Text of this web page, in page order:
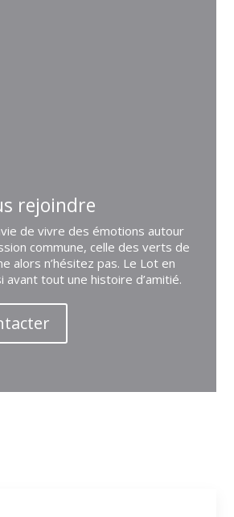
rejoindre
de vivre des émotions autour
commune, celle des verts de
alors n’hésitez pas. Le Lot en
avant tout une histoire d’amitié.